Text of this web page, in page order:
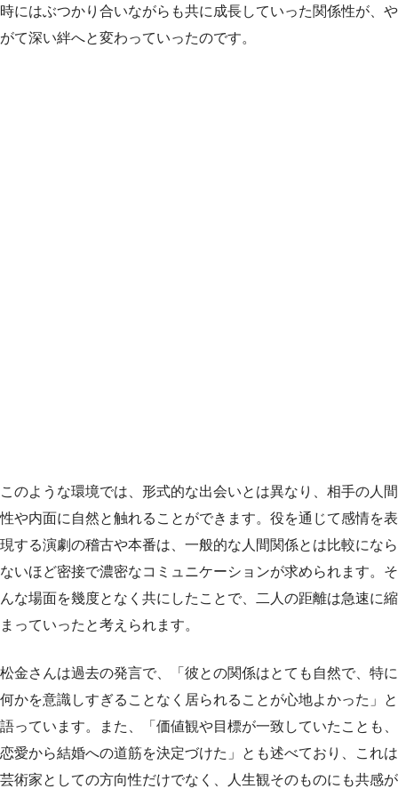
時にはぶつかり合いながらも共に成長していった関係性が、や
がて深い絆へと変わっていったのです。
このような環境では、形式的な出会いとは異なり、相手の人間
性や内面に自然と触れることができます。役を通じて感情を表
現する演劇の稽古や本番は、一般的な人間関係とは比較になら
ないほど密接で濃密なコミュニケーションが求められます。そ
んな場面を幾度となく共にしたことで、二人の距離は急速に縮
まっていったと考えられます。
松金さんは過去の発言で、「彼との関係はとても自然で、特に
何かを意識しすぎることなく居られることが心地よかった」と
語っています。また、「価値観や目標が一致していたことも、
恋愛から結婚への道筋を決定づけた」とも述べており、これは
芸術家としての方向性だけでなく、人生観そのものにも共感が